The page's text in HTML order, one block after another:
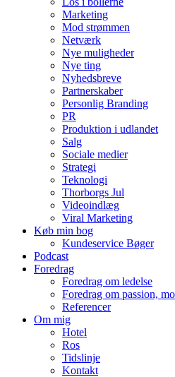
Marketing
Mod strømmen
Netværk
Nye muligheder
Nye ting
Nyhedsbreve
Partnerskaber
Personlig Branding
PR
Produktion i udlandet
Salg
Sociale medier
Strategi
Teknologi
Thorborgs Jul
Videoindlæg
Viral Marketing
Køb min bog
Kundeservice Bøger
Podcast
Foredrag
Foredrag om ledelse
Foredrag om passion,
Referencer
Om mig
Hotel
Ros
Tidslinje
Kontakt